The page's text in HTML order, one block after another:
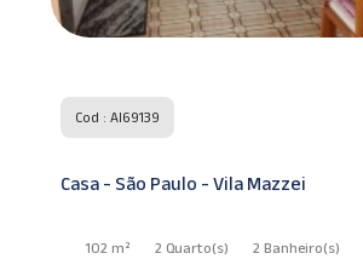
Cod : AI69139
Casa - São Paulo - Vila Mazzei
102 m² 2 Quarto(s) 2 Banheiro(s)